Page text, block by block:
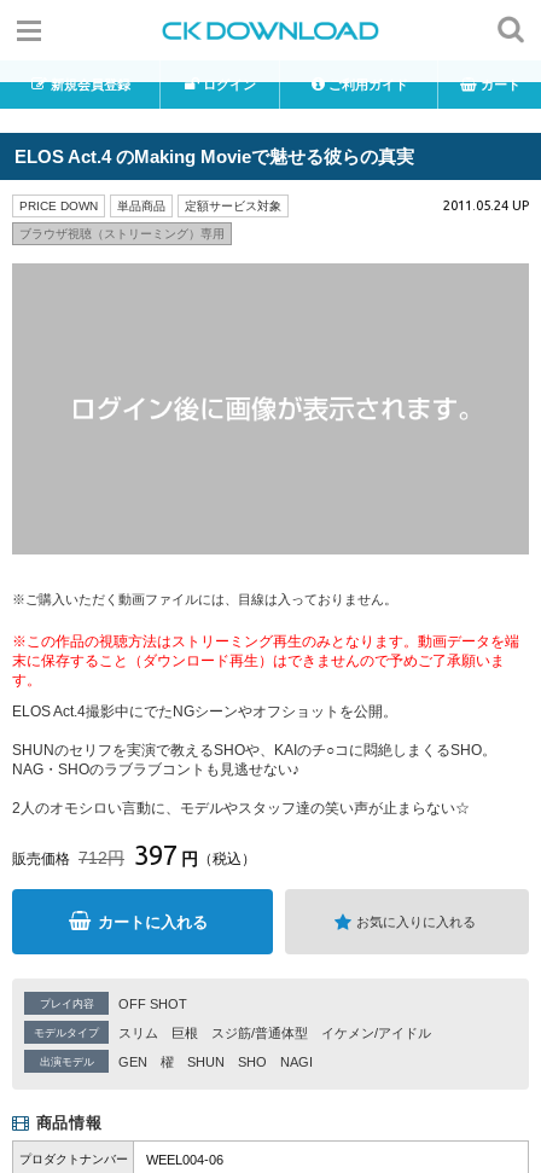
新規会員登録 ログイン ご利用ガイド カート
ELOS Act.4 のMaking Movieで魅せる彼らの真実
PRICE DOWN 単品商品 定額サービス対象
ブラウザ視聴（ストリーミング）専用
2011.05.24 UP
※ご購入いただく動画ファイルには、目線は入っておりません。
※この作品の視聴方法はストリーミング再生のみとなります。動画データを端
末に保存すること（ダウンロード再生）はできませんので予めご了承願いま
す。
ELOS Act.4撮影中にでたNGシーンやオフショットを公開。
SHUNのセリフを実演で教えるSHOや、KAIのチ○コに悶絶しまくるSHO。
NAG・SHOのラブラブコントも見逃せない♪
2人のオモシロい言動に、モデルやスタッフ達の笑い声が止まらない☆
販売価格 712円 397 円 （税込）
カートに入れる お気に入りに入れる
プレイ内容 OFF SHOT
モデルタイプ スリム 巨根 スジ筋/普通体型 イケメン/アイドル
出演モデル GEN 櫂 SHUN SHO NAGI
商品情報
プロダクトナンバー WEEL004-06